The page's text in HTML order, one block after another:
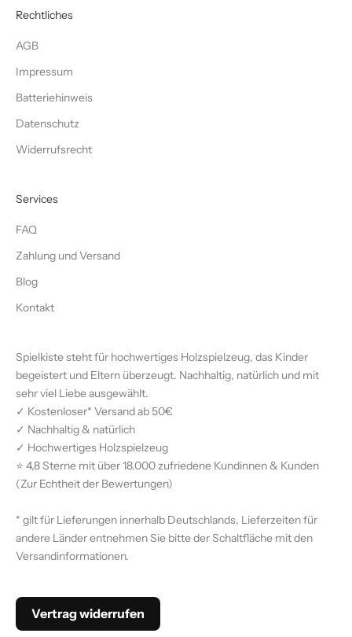
Rechtliches
AGB
Impressum
Batteriehinweis
Datenschutz
Widerrufsrecht
Services
FAQ
Zahlung und Versand
Blog
Kontakt
Spielkiste steht für hochwertiges Holzspielzeug, das Kinder
begeistert und Eltern überzeugt. Nachhaltig, natürlich und mit
sehr viel Liebe ausgewählt.
✓ Kostenloser* Versand ab 50€
✓ Nachhaltig & natürlich
✓ Hochwertiges Holzspielzeug
⭐ 4,8 Sterne mit über 18.000 zufriedene Kundinnen & Kunden
(Zur Echtheit der Bewertungen)
* gilt für Lieferungen innerhalb Deutschlands, Lieferzeiten für
andere Länder entnehmen Sie bitte der Schaltfläche mit den
Versandinformationen.
Vertrag widerrufen